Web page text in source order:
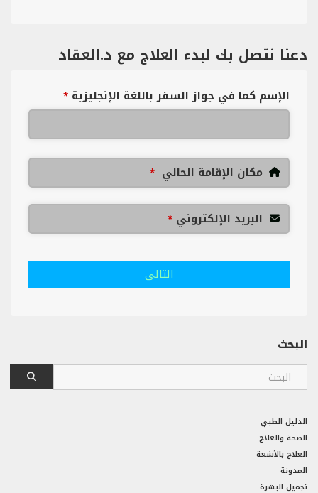
دعنا نتصل بك لبدء العلاج مع د.العقاد
الإسم كما في جواز السفر باللغة الإنجليزية *
مكان الإقامة الحالي *
البريد الإلكتروني *
التالى
البحث
الدليل الطبي
الصحة والعلاج
العلاج بالأشعة
المدونة
تجميل البشرة